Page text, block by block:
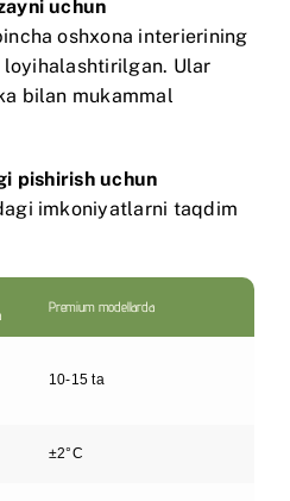
uchun
oshxona interierining
Ular
bilan mukammal
pishirish uchun
imkoniyatlarni taqdim
Premium modellarda
10-15 ta
±2°C